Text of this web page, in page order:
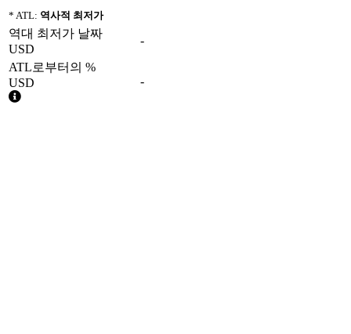
* ATL: 역사적 최저가
역대 최저가 날짜
USD
-
ATL로부터의 %
USD
-